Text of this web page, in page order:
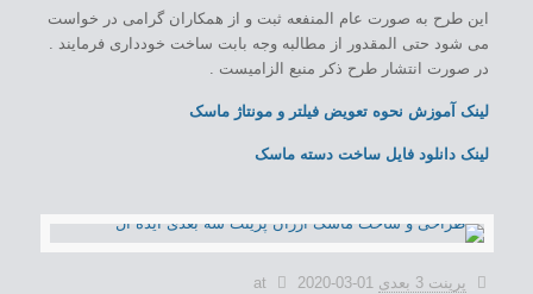
این طرح به صورت عام المنفعه ثبت و از همکاران گرامی در خواست
می شود حتی المقدور از مطالبه وجه بابت ساخت خودداری فرمایند .
در صورت انتشار طرح ذکر منبع الزامیست .
لینک آموزش نحوه تعویض فیلتر و مونتاژ ماسک
لینک دانلود فایل ساخت دسته ماسک
پرینت 3 بعدی at 2020-03-01